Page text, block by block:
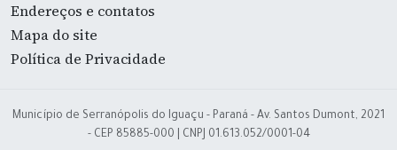
Endereços e contatos
Mapa do site
Política de Privacidade
Município de Serranópolis do Iguaçu - Paraná - Av. Santos Dumont, 2021
- CEP 85885-000 | CNPJ 01.613.052/0001-04